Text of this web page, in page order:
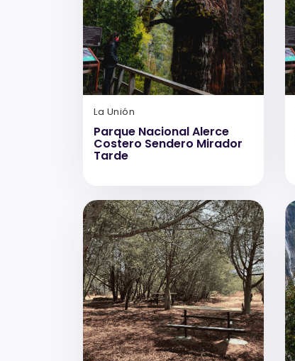
La Unión
Parque Nacional Alerce
Costero Sendero Mirador
Tarde